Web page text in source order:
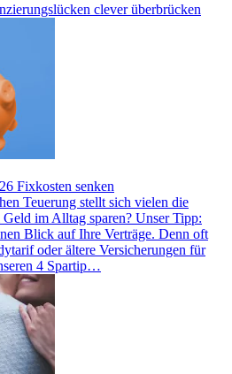
clever überbrücken
Fixkosten senken
Teuerung stellt sich vielen die
im Alltag sparen? Unser Tipp:
Blick auf Ihre Verträge. Denn oft
oder ältere Versicherungen für
4 Spartip…